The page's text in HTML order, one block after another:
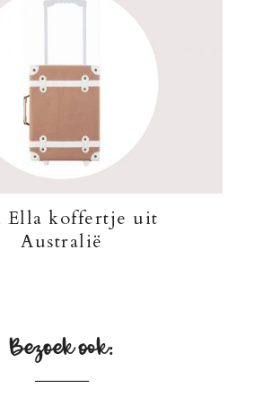
koffertje uit
Australië
Bezoek ook: